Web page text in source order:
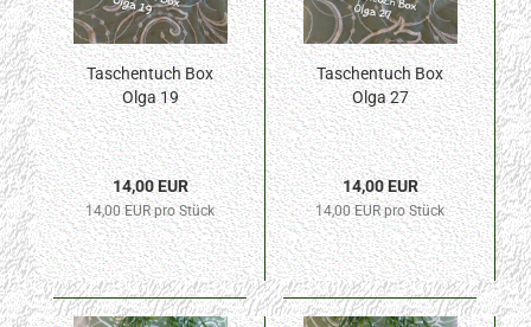
Taschentuch Box
Olga 19
14,00 EUR
14,00 EUR pro Stück
Taschentuch Box
Olga 27
14,00 EUR
14,00 EUR pro Stück